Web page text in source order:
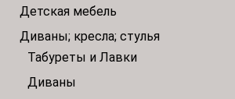
Детская мебель
Диваны; кресла; стулья
Табуреты и Лавки
Диваны